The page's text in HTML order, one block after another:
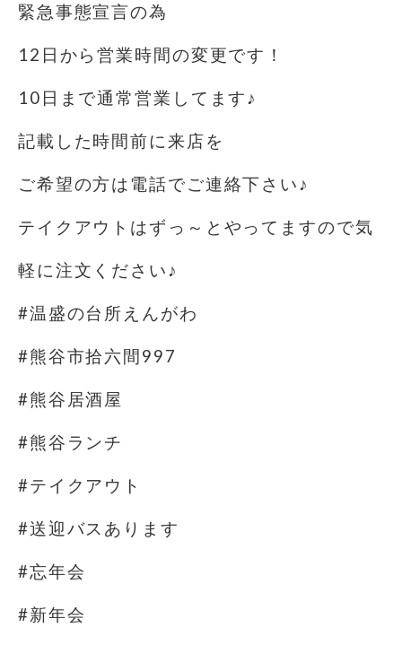
緊急事態宣言の為
12日から営業時間の変更です！
10日まで通常営業してます♪
記載した時間前に来店を
ご希望の方は電話でご連絡下さい♪
テイクアウトはずっ～とやってますので気
軽に注文ください♪
#温盛の台所えんがわ
#熊谷市拾六間997
#熊谷居酒屋
#熊谷ランチ
#テイクアウト
#送迎バスあります
#忘年会
#新年会